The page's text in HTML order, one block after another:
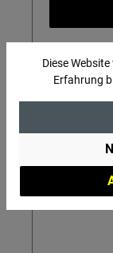
Diese
Erfahrung